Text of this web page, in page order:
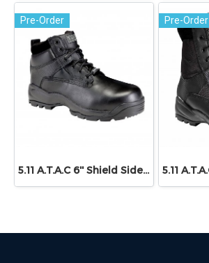
Pre-Order
5.11 A.T.A.C 6'' Shield Sidezip Boot
Pre-Order